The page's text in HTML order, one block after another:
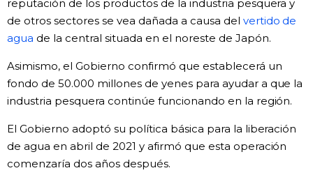
Más
Noticias
Datos de Japón
Fragmentos de Japón
Gente
reputación de los productos de la industria pesquera y
de otros sectores se vea dañada a causa del vertido de
agua de la central situada en el noreste de Japón.
Asimismo, el Gobierno confirmó que establecerá un
fondo de 50.000 millones de yenes para ayudar a que la
industria pesquera continúe funcionando en la región.
El Gobierno adoptó su política básica para la liberación
de agua en abril de 2021 y afirmó que esta operación
comenzaría dos años después.